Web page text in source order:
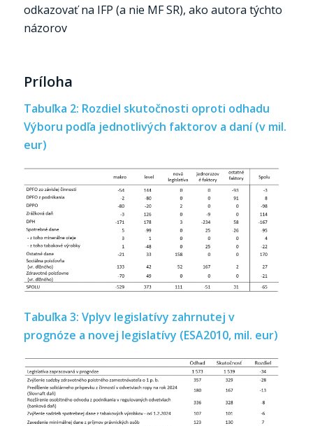
odkazovať na IFP (a nie MF SR), ako autora týchto
názorov
Príloha
Tabuľka 2: Rozdiel skutočnosti oproti odhadu
Výboru podľa jednotlivých faktorov a daní (v mil.
eur)
Tabuľka 3: Vplyv legislatívy zahrnutej v
prognóze a novej legislatívy (ESA2010, mil. eur)